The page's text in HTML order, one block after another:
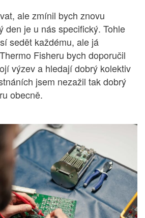
ale zmínil bych znovu
den je u nás specifický. Tohle
sedět každému, ale já
Fisheru bych doporučil
výzev a hledají dobrý kolektiv
jsem nezažil tak dobrý
obecně.